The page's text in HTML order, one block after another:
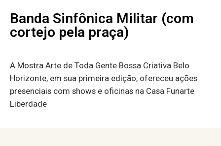
Banda Sinfônica Militar (com
cortejo pela praça)
A Mostra Arte de Toda Gente Bossa Criativa Belo
Horizonte, em sua primeira edição, ofereceu ações
presenciais com shows e oficinas na Casa Funarte
Liberdade